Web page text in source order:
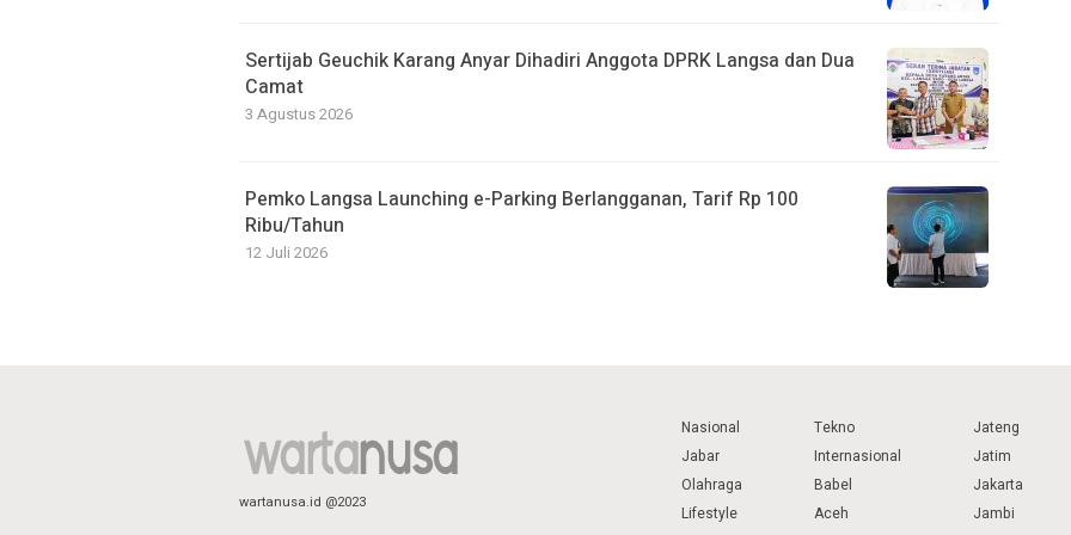
Sertijab Geuchik Karang Anyar Dihadiri Anggota DPRK Langsa dan Dua
Camat
3 Agustus 2026
Pemko Langsa Launching e-Parking Berlangganan, Tarif Rp 100
Ribu/Tahun
12 Juli 2026
wartanusa.id @2023
Nasional
Jabar
Olahraga
Lifestyle
Tekno
Internasional
Babel
Aceh
Jateng
Jatim
Jakarta
Jambi